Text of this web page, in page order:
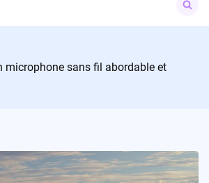
for:
microphone sans fil abordable et